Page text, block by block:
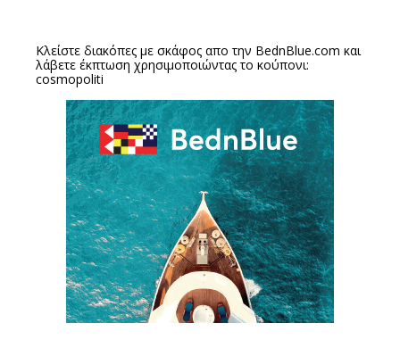
Κλείστε διακόπες με σκάφος απο την BednBlue.com και
λάβετε έκπτωση χρησιμοποιώντας το κούπονι:
cosmopoliti